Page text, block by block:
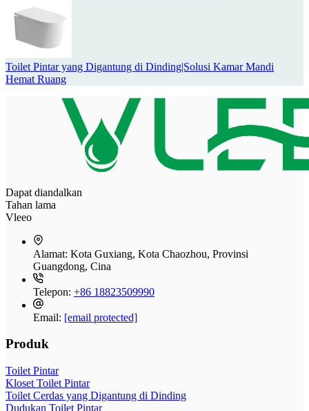
Toilet Pintar yang Digantung di Dinding|Solusi Kamar Mandi
Hemat Ruang
Dapat diandalkan
Tahan lama
Vleeo
Alamat: Kota Guxiang, Kota Chaozhou, Provinsi
Guangdong, Cina
Telepon: +86 18823509990
Email: [email protected]
Produk
Toilet Pintar
Kloset Toilet Pintar
Toilet Cerdas yang Digantung di Dinding
Dudukan Toilet Pintar